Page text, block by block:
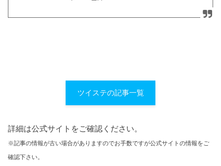
ツイステの記事一覧
詳細は公式サイトをご確認ください。
※記事の情報が古い場合がありますのでお手数ですが公式サイトの情報をご
確認下さい。